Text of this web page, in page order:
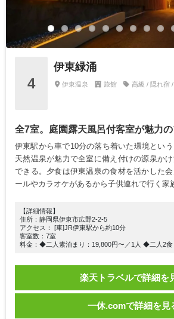
4
伊東緑涌
伊東温泉 旅館 高級 / 隠れ宿
全7室。庭園露天風呂付客室が魅力
伊東駅から車で10分の落ち着いた環境という
天然温泉が魅力で全室に備え付けの源泉か
できる。夕食は伊東温泉の食材を活かした
ールやカラオケがあるから子供連れで行く家
【詳細情報】
住所：静岡県伊東市広野2-2-5
アクセス： [車]JR伊東駅から約10分
客室数：7室
料金：◆二人素泊まり：19,800円〜／1人 ◆二人2食
楽天トラベルで詳細を
一休.comで詳細を見